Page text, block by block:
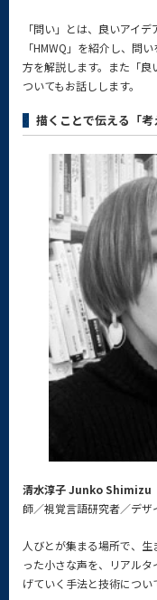
「問い」とは、良いアイ
「HMWQ」を紹介し、問
方を解説します。また「良
ついてもお話しします。
描くことで伝える「考
清水淳子 Junko Shimizu
師／視覚言語研究者／デザ
人びとが集まる場所で、
った小さな声を、リアル
げていく手法と技術につい